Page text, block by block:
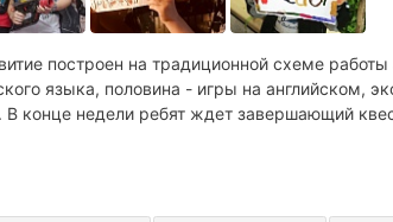
построен на традиционной схеме работы
языка, половина - игры на английском,
В конце недели ребят ждет завершающий